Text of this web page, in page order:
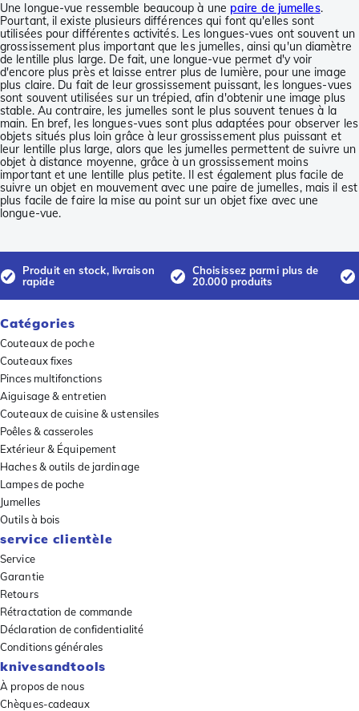
Une longue-vue ressemble beaucoup à une paire de jumelles.
Pourtant, il existe plusieurs différences qui font qu'elles sont
utilisées pour différentes activités. Les longues-vues ont souvent un
grossissement plus important que les jumelles, ainsi qu'un diamètre
de lentille plus large. De fait, une longue-vue permet d'y voir
d'encore plus près et laisse entrer plus de lumière, pour une image
plus claire. Du fait de leur grossissement puissant, les longues-vues
sont souvent utilisées sur un trépied, afin d'obtenir une image plus
stable. Au contraire, les jumelles sont le plus souvent tenues à la
main. En bref, les longues-vues sont plus adaptées pour observer les
objets situés plus loin grâce à leur grossissement plus puissant et
leur lentille plus large, alors que les jumelles permettent de suivre un
objet à distance moyenne, grâce à un grossissement moins
important et une lentille plus petite. Il est également plus facile de
suivre un objet en mouvement avec une paire de jumelles, mais il est
plus facile de faire la mise au point sur un objet fixe avec une
longue-vue.
Produit en stock, livraison
rapide
Choisissez parmi plus de
20.000 produits
Catégories
Couteaux de poche
Couteaux fixes
Pinces multifonctions
Aiguisage & entretien
Couteaux de cuisine & ustensiles
Poêles & casseroles
Extérieur & Équipement
Haches & outils de jardinage
Lampes de poche
Jumelles
Outils à bois
service clientèle
Service
Garantie
Retours
Rétractation de commande
Déclaration de confidentialité
Conditions générales
knivesandtools
À propos de nous
Chèques-cadeaux